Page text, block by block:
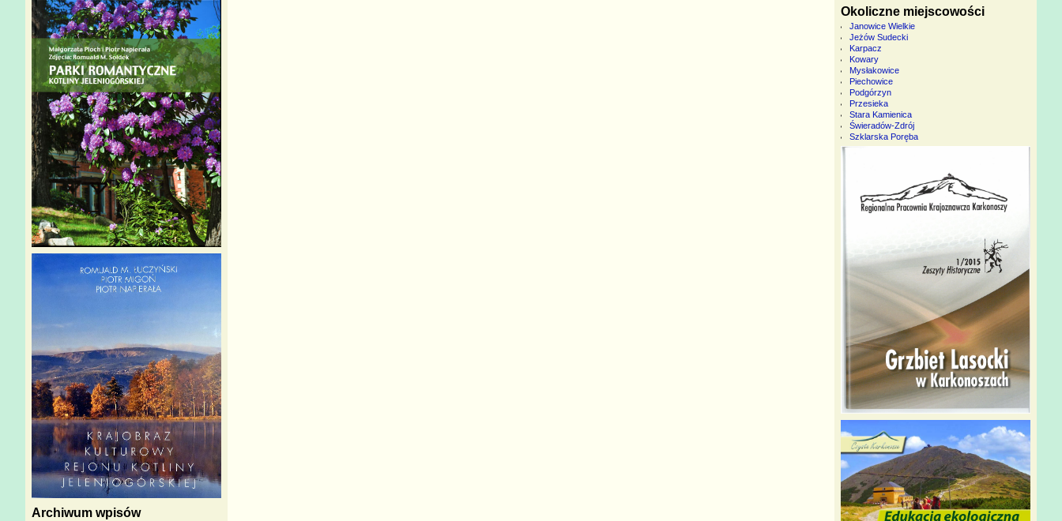
Archiwum wpisów
Okoliczne miejscowości
Janowice Wielkie
Jeżów Sudecki
Karpacz
Kowary
Mysłakowice
Piechowice
Podgórzyn
Przesieka
Stara Kamienica
Świeradów-Zdrój
Szklarska Poręba